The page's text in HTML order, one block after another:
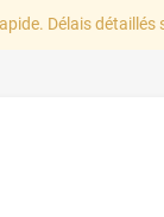
Délais détaillés